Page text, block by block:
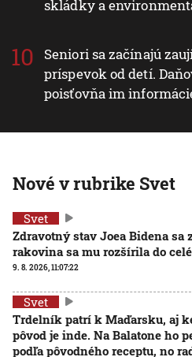
skládky a
Seniori sa začínajú
príspevok od detí.
poisťovňa im
Nové v rubrike Svet
Svet
Zdravotný stav Joea Bidena sa
rakovina sa mu rozšírila do
9. 8. 2026, 11:07:22
Svet
Trdelník patrí k Maďarsku, aj
pôvod je inde. Na Balatone ho
podľa pôvodného receptu, no